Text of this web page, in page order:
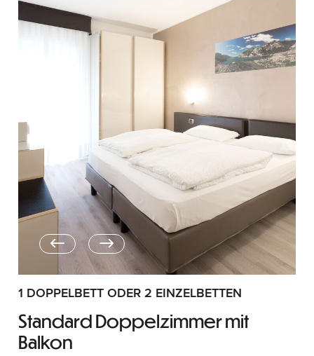
1 DOPPELBETT ODER 2 EINZELBETTEN
Standard Doppelzimmer mit
Balkon